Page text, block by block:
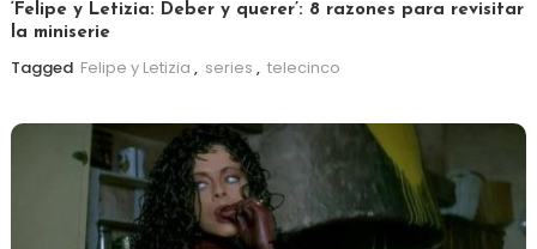
‘Felipe y Letizia: Deber y querer’: 8 razones para revisitar
la miniserie
Tagged Felipe y Letizia , series , telecinco